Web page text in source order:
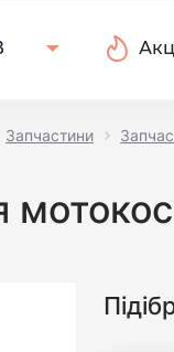
Запчастини